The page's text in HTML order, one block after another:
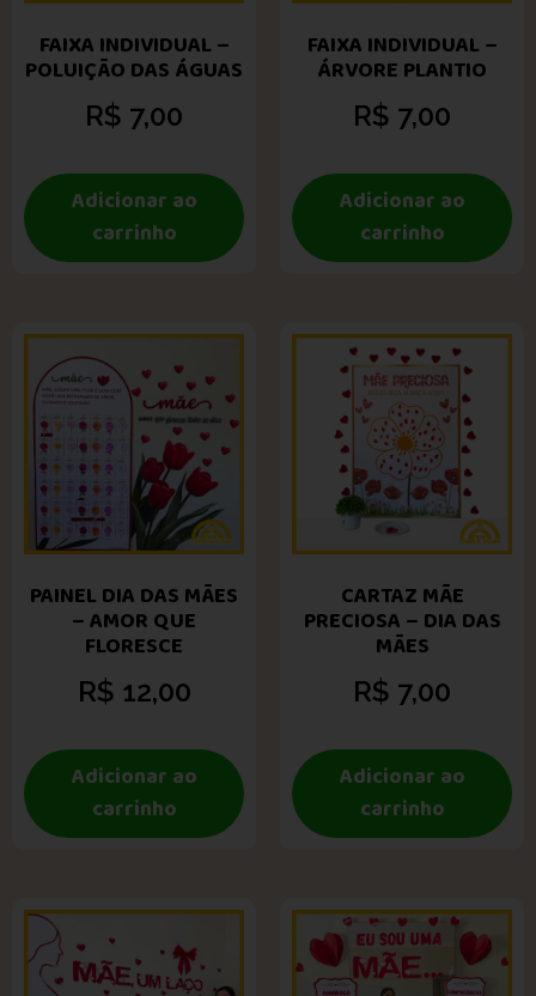
FAIXA INDIVIDUAL –
POLUIÇÃO DAS ÁGUAS
R$ 7,00
Adicionar ao
carrinho
FAIXA INDIVIDUAL –
ÁRVORE PLANTIO
R$ 7,00
Adicionar ao
carrinho
PAINEL DIA DAS MÃES
– AMOR QUE
FLORESCE
R$ 12,00
Adicionar ao
carrinho
CARTAZ MÃE
PRECIOSA – DIA DAS
MÃES
R$ 7,00
Adicionar ao
carrinho